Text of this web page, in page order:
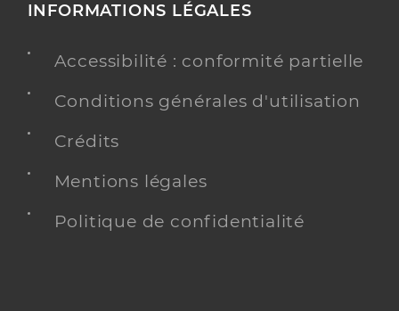
INFORMATIONS LÉGALES
Accessibilité : conformité partielle
Conditions générales d'utilisation
Crédits
Mentions légales
Politique de confidentialité